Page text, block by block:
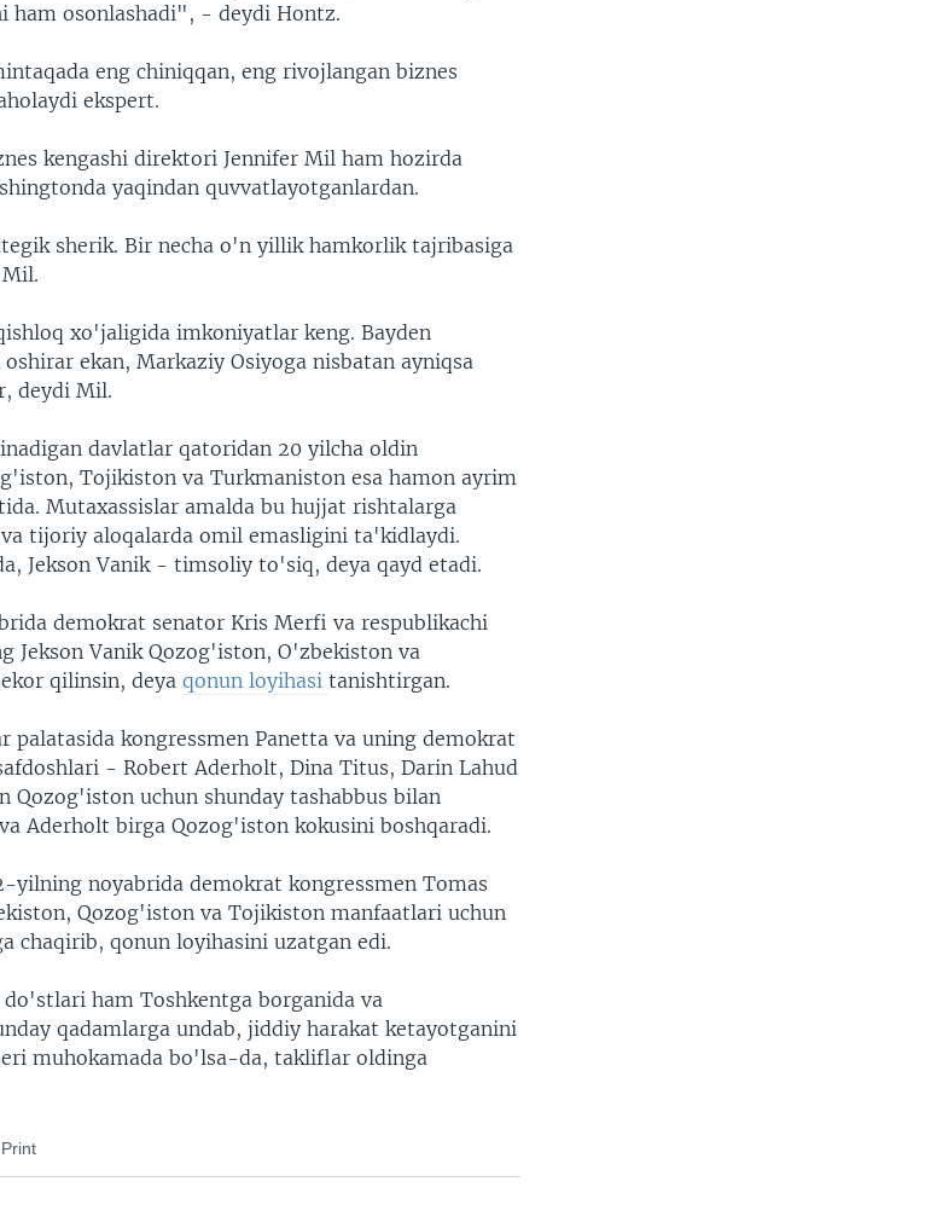
ham osonlashadi", - deydi Hontz.
eng chiniqqan, eng rivojlangan biznes
ekspert.
kengashi direktori Jennifer Mil ham hozirda
yaqindan quvvatlayotganlardan.
sherik. Bir necha o'n yillik hamkorlik tajribasiga
xo'jaligida imkoniyatlar keng. Bayden
ekan, Markaziy Osiyoga nisbatan ayniqsa
deydi Mil.
davlatlar qatoridan 20 yilcha oldin
Tojikiston va Turkmaniston esa hamon ayrim
Mutaxassislar amalda bu hujjat rishtalarga
tijoriy aloqalarda omil emasligini ta'kidlaydi.
Jekson Vanik - timsoliy to'siq, deya qayd etadi.
demokrat senator Kris Merfi va respublikachi
Jekson Vanik Qozog'iston, O'zbekiston va
qilinsin, deya qonun loyihasi tanishtirgan.
palatasida kongressmen Panetta va uning demokrat
- Robert Aderholt, Dina Titus, Darin Lahud
Qozog'iston uchun shunday tashabbus bilan
Aderholt birga Qozog'iston kokusini boshqaradi.
yilning noyabrida demokrat kongressmen Tomas
Qozog'iston va Tojikiston manfaatlari uchun
chaqirib, qonun loyihasini uzatgan edi.
ham Toshkentga borganida va
qadamlarga undab, jiddiy harakat ketayotganini
muhokamada bo'lsa-da, takliflar oldinga
Print